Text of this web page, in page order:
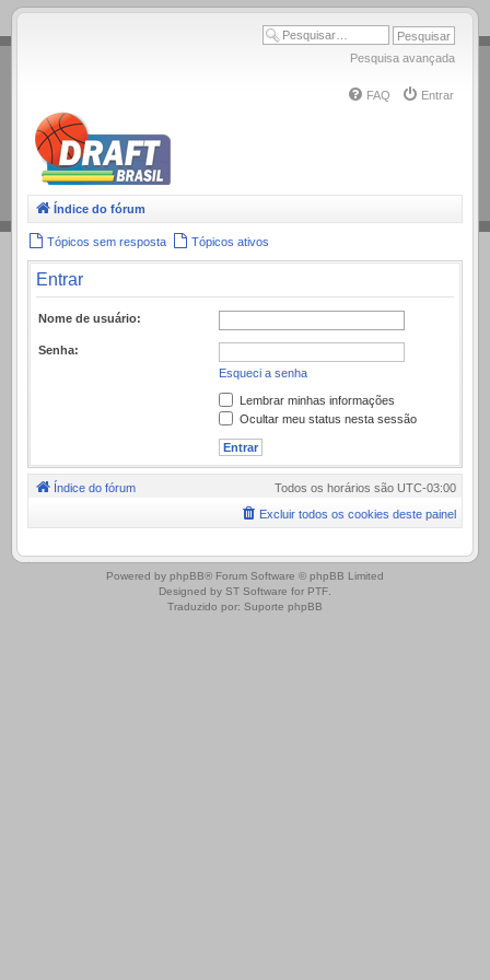
.
Pesquisa avançada
FAQ Entrar
Índice do fórum
Tópicos sem resposta Tópicos ativos
Entrar
Nome de usuário:
Senha:
Esqueci a senha
Lembrar minhas informações
Ocultar meu status nesta sessão
Índice do fórum Todos os horários são UTC-03:00
Excluir todos os cookies deste painel
.
Powered by phpBB® Forum Software © phpBB Limited
Designed by ST Software for PTF.
Traduzido por: Suporte phpBB